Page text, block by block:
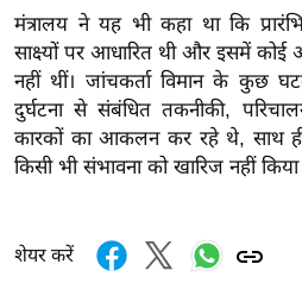
र्ल्ड
न्यू
ज
ब्री
फ
रं
मंत्रालय ने यह भी कहा था कि
साक्ष्यों पर आधारित थी और इसमें कोई
नहीं थीं। जांचकर्ता विमान के कुछ
दुर्घटना से संबंधित तकनीकी,
कारकों का आकलन कर रहे थे, साथ
किसी भी संभावना को खारिज नहीं किया
शेयर करें